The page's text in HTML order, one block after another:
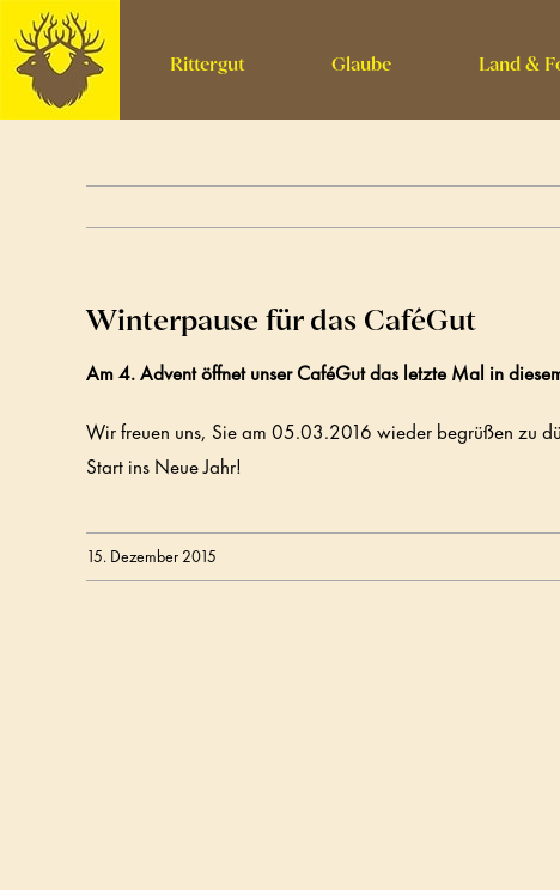
Skip
to
content
Rittergut Glaube Land &
Winterpause für das CaféGut
Am 4. Advent öffnet unser CaféGut das letzte Mal in
Wir freuen uns, Sie am 05.03.2016 wieder begrüßen zu
Start ins Neue Jahr!
15. Dezember 2015